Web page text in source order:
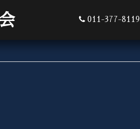
011-377-8119